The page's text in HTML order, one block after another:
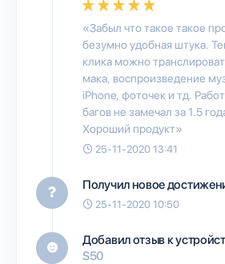
«Забыл что такое такое
безумно удобная штука.
клика можно
мака, воспроизведение
iPhone, фоточек и тд.
багов не замечал за 1.5
Хороший продукт»
25-11-2020 13:41
Получил новое
25-11-2020 10:50
Добавил отзыв к
S50